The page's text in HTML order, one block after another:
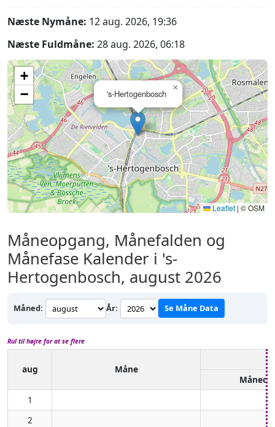
Næste Nymåne: 12 aug. 2026, 19:36
Næste Fuldmåne: 28 aug. 2026, 06:18
's-Hertogenbosch
×
+
−
Leaflet | © OSM
Måneopgang, Månefalden og
Månefase Kalender i 's-
Hertogenbosch, august 2026
Måned: År: Se Måne Data
Rul til højre for at se flere
aug
Måne
1
2